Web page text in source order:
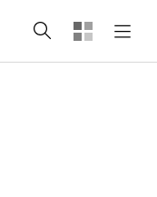
Vyhľadať